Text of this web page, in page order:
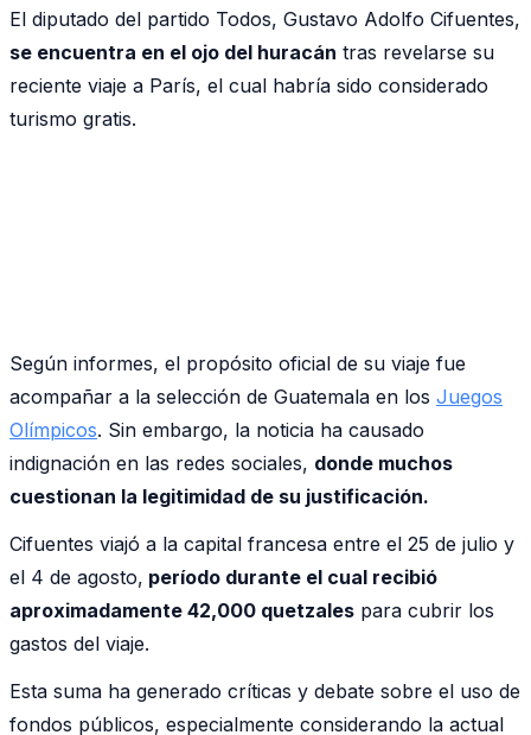
El diputado del partido Todos, Gustavo Adolfo Cifuentes,
se encuentra en el ojo del huracán tras revelarse su
reciente viaje a París, el cual habría sido considerado
turismo gratis.
Según informes, el propósito oficial de su viaje fue
acompañar a la selección de Guatemala en los Juegos
Olímpicos. Sin embargo, la noticia ha causado
indignación en las redes sociales, donde muchos
cuestionan la legitimidad de su justificación.
Cifuentes viajó a la capital francesa entre el 25 de julio y
el 4 de agosto, período durante el cual recibió
aproximadamente 42,000 quetzales para cubrir los
gastos del viaje.
Esta suma ha generado críticas y debate sobre el uso de
fondos públicos, especialmente considerando la actual